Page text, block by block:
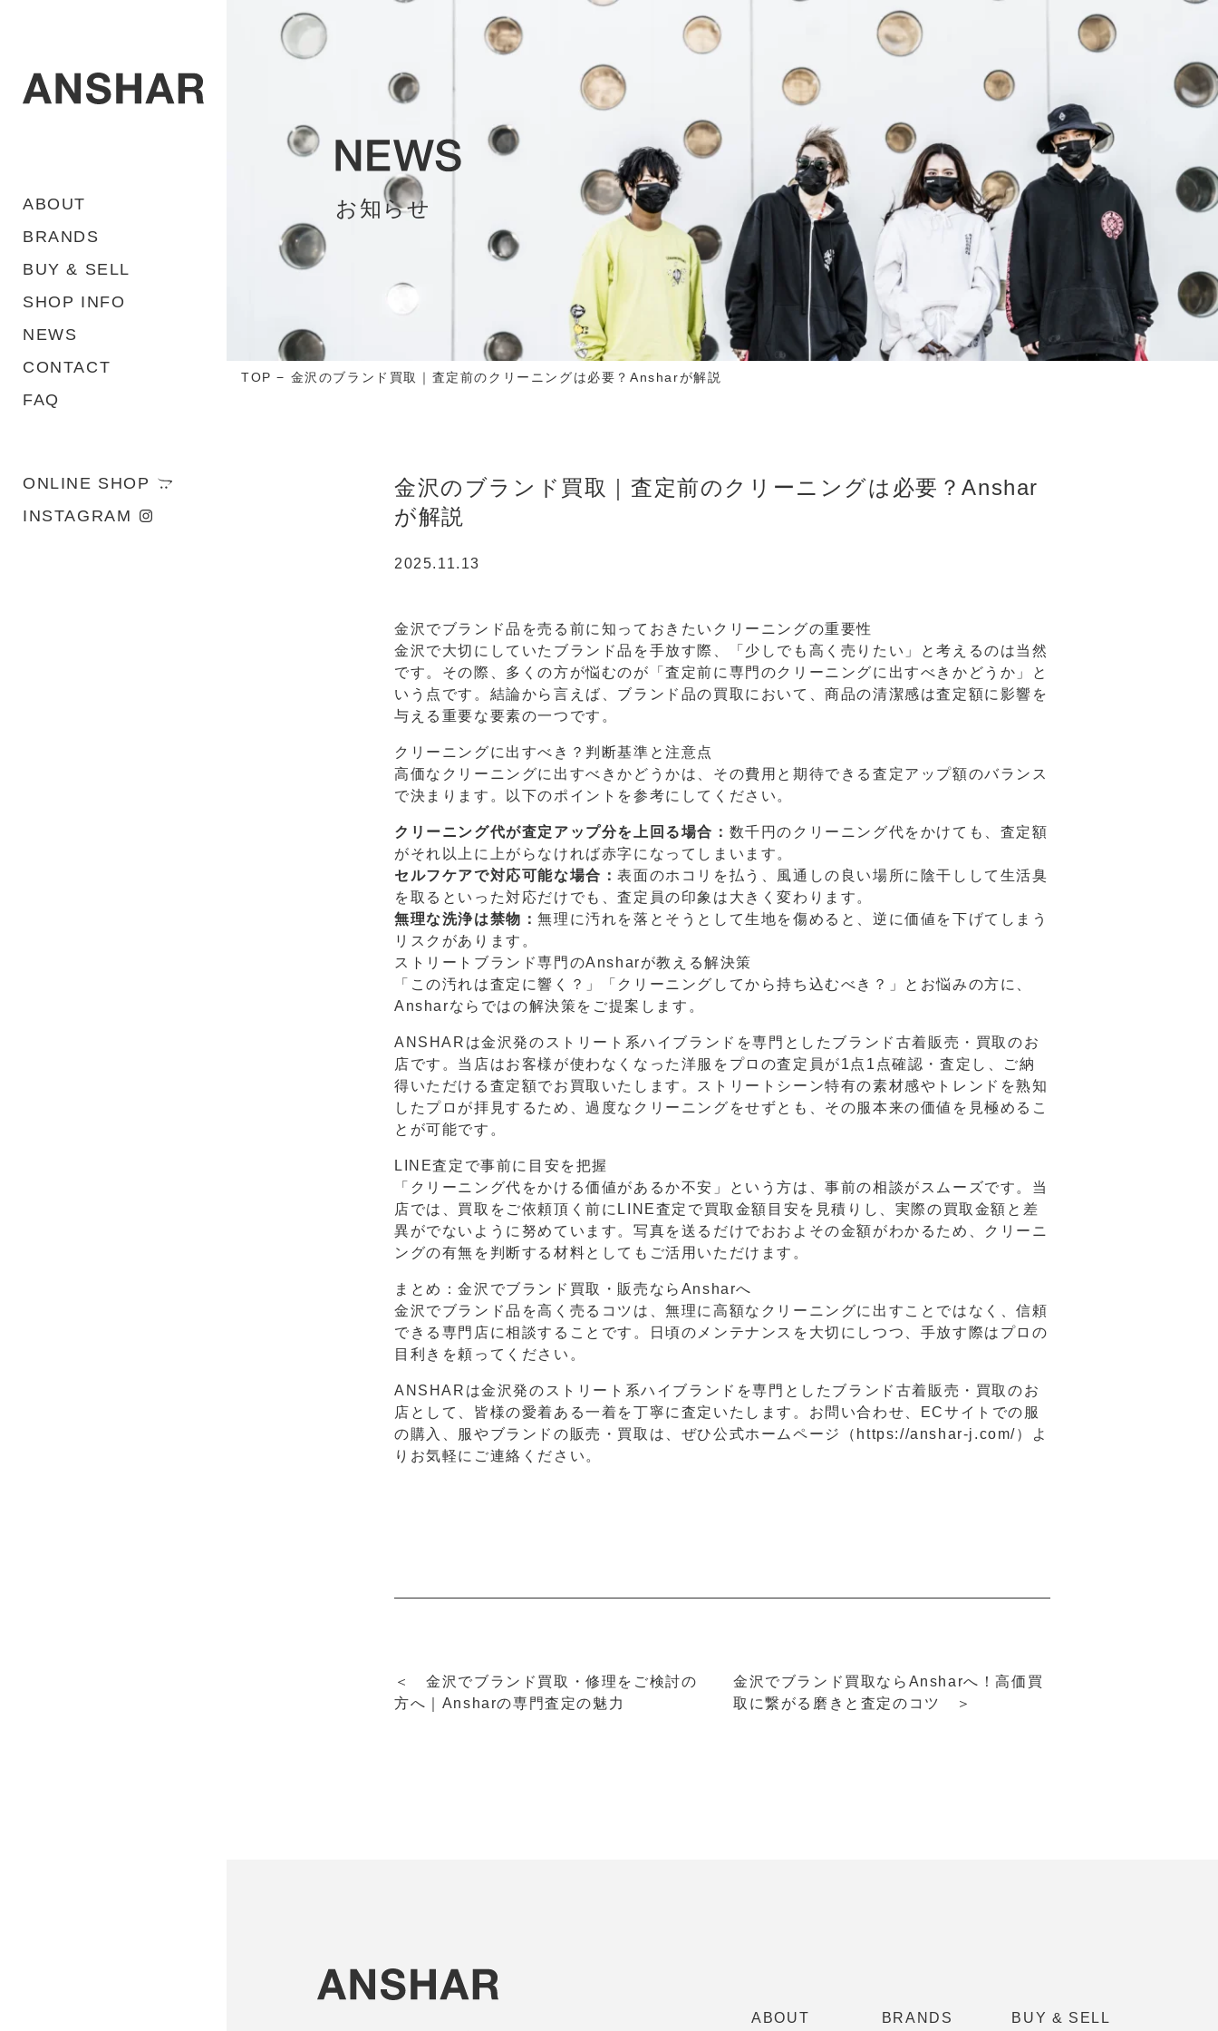
ABOUT
BRANDS
BUY & SELL
SHOP INFO
NEWS
CONTACT
FAQ
ONLINE SHOP
INSTAGRAM
お知らせ
TOP − 金沢のブランド買取｜査定前のクリーニングは必要？Ansharが解説
金沢のブランド買取｜査定前のクリーニングは必要？Anshar
が解説
2025.11.13
金沢でブランド品を売る前に知っておきたいクリーニングの重要性
金沢で大切にしていたブランド品を手放す際、「少しでも高く売りたい」と考えるのは当然
です。その際、多くの方が悩むのが「査定前に専門のクリーニングに出すべきかどうか」と
いう点です。結論から言えば、ブランド品の買取において、商品の清潔感は査定額に影響を
与える重要な要素の一つです。
クリーニングに出すべき？判断基準と注意点
高価なクリーニングに出すべきかどうかは、その費用と期待できる査定アップ額のバランス
で決まります。以下のポイントを参考にしてください。
クリーニング代が査定アップ分を上回る場合： 数千円のクリーニング代をかけても、査定額
がそれ以上に上がらなければ赤字になってしまいます。
セルフケアで対応可能な場合：表面のホコリを払う、風通しの良い場所に陰干しして生活臭
を取るといった対応だけでも、査定員の印象は大きく変わります。
無理な洗浄は禁物：無理に汚れを落とそうとして生地を傷めると、逆に価値を下げてしまう
リスクがあります。
ストリートブランド専門のAnsharが教える解決策
「この汚れは査定に響く？」「クリーニングしてから持ち込むべき？」とお悩みの方に、
Ansharならではの解決策をご提案します。
ANSHARは金沢発のストリート系ハイブランドを専門としたブランド古着販売・買取のお
店です。当店はお客様が使わなくなった洋服をプロの査定員が1点1点確認・査定し、ご納
得いただける査定額でお買取いたします。ストリートシーン特有の素材感やトレンドを熟知
したプロが拝見するため、過度なクリーニングをせずとも、その服本来の価値を見極めるこ
とが可能です。
LINE査定で事前に目安を把握
「クリーニング代をかける価値があるか不安」という方は、事前の相談がスムーズです。当
店では、買取をご依頼頂く前にLINE査定で買取金額目安を見積りし、実際の買取金額と差
異がでないように努めています。写真を送るだけでおおよその金額がわかるため、クリーニ
ングの有無を判断する材料としてもご活用いただけます。
まとめ：金沢でブランド買取・販売ならAnsharへ
金沢でブランド品を高く売るコツは、無理に高額なクリーニングに出すことではなく、信頼
できる専門店に相談することです。日頃のメンテナンスを大切にしつつ、手放す際はプロの
目利きを頼ってください。
ANSHARは金沢発のストリート系ハイブランドを専門としたブランド古着販売・買取のお
店として、皆様の愛着ある一着を丁寧に査定いたします。お問い合わせ、ECサイトでの服
の購入、服やブランドの販売・買取は、ぜひ公式ホームページ（https://anshar-j.com/）よ
りお気軽にご連絡ください。
＜ 金沢でブランド買取・修理をご検討の
方へ｜Ansharの専門査定の魅力
金沢でブランド買取ならAnsharへ！高価買
取に繋がる磨きと査定のコツ ＞
ABOUT BRANDS BUY & SELL